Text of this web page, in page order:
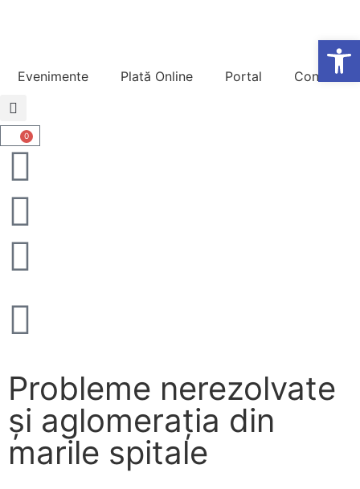
Evenimente Plată Online Portal Contact
0
Probleme nerezolvate
și aglomeraţia din
marile spitale